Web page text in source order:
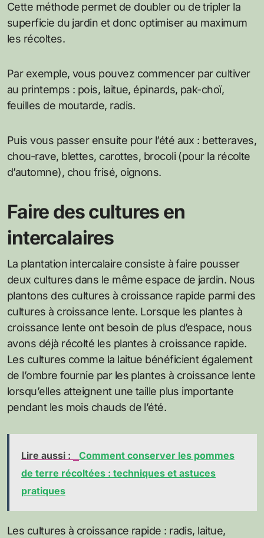
Cette méthode permet de doubler ou de tripler la
superficie du jardin et donc optimiser au maximum
les récoltes.
Par exemple, vous pouvez commencer par cultiver
au printemps : pois, laitue, épinards, pak-choï,
feuilles de moutarde, radis.
Puis vous passer ensuite pour l’été aux : betteraves,
chou-rave, blettes, carottes, brocoli (pour la récolte
d’automne), chou frisé, oignons.
Faire des cultures en
intercalaires
La plantation intercalaire consiste à faire pousser
deux cultures dans le même espace de jardin. Nous
plantons des cultures à croissance rapide parmi des
cultures à croissance lente. Lorsque les plantes à
croissance lente ont besoin de plus d’espace, nous
avons déjà récolté les plantes à croissance rapide.
Les cultures comme la laitue bénéficient également
de l’ombre fournie par les plantes à croissance lente
lorsqu’elles atteignent une taille plus importante
pendant les mois chauds de l’été.
Lire aussi :
Comment conserver les pommes
de terre récoltées : techniques et astuces
pratiques
Les cultures à croissance rapide : radis, laitue,